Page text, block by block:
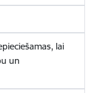
lai
un